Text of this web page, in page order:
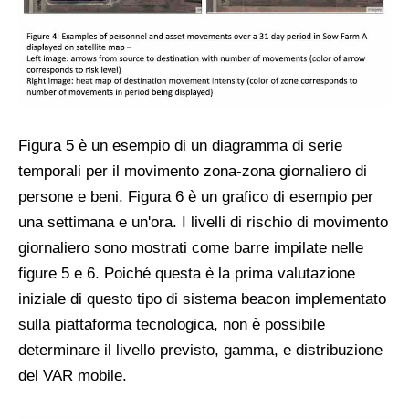
Figura 5 è un esempio di un diagramma di serie
temporali per il movimento zona-zona giornaliero di
persone e beni. Figura 6 è un grafico di esempio per
una settimana e un'ora. I livelli di rischio di movimento
giornaliero sono mostrati come barre impilate nelle
figure 5 e 6. Poiché questa è la prima valutazione
iniziale di questo tipo di sistema beacon implementato
sulla piattaforma tecnologica, non è possibile
determinare il livello previsto, gamma, e distribuzione
del VAR mobile.